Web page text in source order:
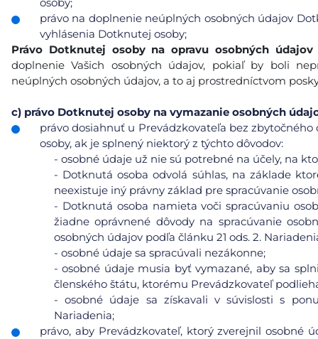
osoby;
právo na doplnenie neúplných osobných údajov
vyhlásenia Dotknutej osoby;
Právo Dotknutej osoby na opravu osobných údajov
doplnenie Vašich osobných údajov, pokiaľ by boli
neúplných osobných údajov, a to aj prostredníctvom
c) právo Dotknutej osoby na vymazanie osobných
právo dosiahnuť u Prevádzkovateľa bez
osoby, ak je splnený niektorý z týchto dôvodov:
- osobné údaje už nie sú potrebné na účely, na
- Dotknutá osoba odvolá súhlas, na základe
neexistuje iný právny základ pre spracúvanie
- Dotknutá osoba namieta voči spracúvaniu
žiadne oprávnené dôvody na spracúvanie
osobných údajov podľa článku 21 ods. 2.
- osobné údaje sa spracúvali nezákonne;
-osobné údaje musia byť vymazané, aby sa
členského štátu, ktorému Prevádzkovateľ
-osobné údaje sa získavali v súvislosti s
Nariadenia;
právo, aby Prevádzkovateľ, ktorý zverejnil osobné